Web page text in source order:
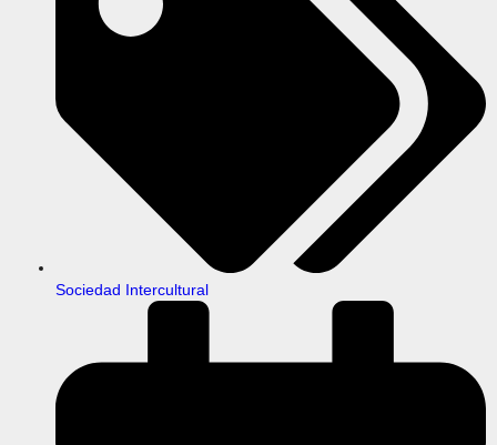
Sociedad Intercultural